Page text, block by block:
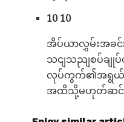
10 10
အိပ်ယာလွှမ်းအခ
သငျသညျစပ်ချုပ်
လုပ်ကွက်၏အရွယ်အစ
အထိသို့မဟုတ်ဆင်း